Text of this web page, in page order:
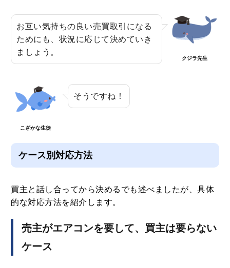
お互い気持ちの良い売買取引になる
ためにも、状況に応じて決めていき
ましょう。
クジラ先生
こざかな生徒
そうですね！
ケース別対応方法
買主と話し合ってから決めるでも述べましたが、具体
的な対応方法を紹介します。
売主がエアコンを要して、買主は要らない
ケース